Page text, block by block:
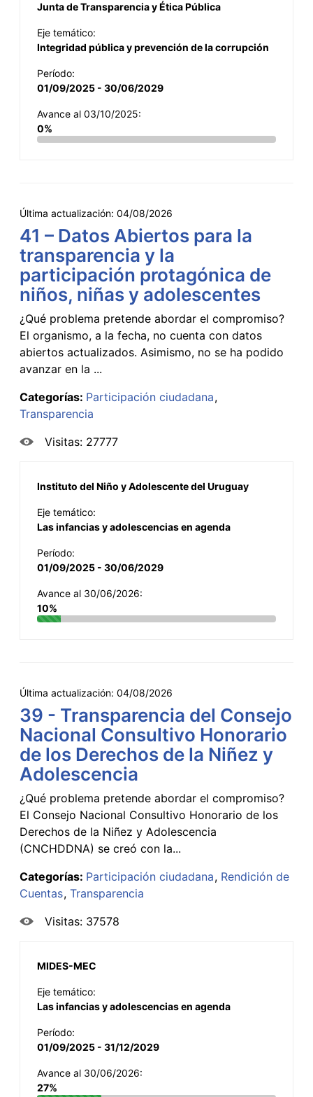
Junta de Transparencia y Ética Pública
Eje temático:
Integridad pública y prevención de la corrupción
Período:
01/09/2025 - 30/06/2029
Avance al 03/10/2025:
0%
Última actualización: 04/08/2026
41 – Datos Abiertos para la
transparencia y la
participación protagónica de
niños, niñas y adolescentes
¿Qué problema pretende abordar el compromiso?
El organismo, a la fecha, no cuenta con datos
abiertos actualizados. Asimismo, no se ha podido
avanzar en la ...
Categorías: Participación ciudadana
Transparencia
Visitas: 27777
Instituto del Niño y Adolescente del Uruguay
Eje temático:
Las infancias y adolescencias en agenda
Período:
01/09/2025 - 30/06/2029
Avance al 30/06/2026:
10%
Última actualización: 04/08/2026
39 - Transparencia del Consejo
Nacional Consultivo Honorario
de los Derechos de la Niñez y
Adolescencia
¿Qué problema pretende abordar el compromiso?
El Consejo Nacional Consultivo Honorario de los
Derechos de la Niñez y Adolescencia
(CNCHDDNA) se creó con la...
Categorías: Participación ciudadana Rendición de
Cuentas Transparencia
Visitas: 37578
MIDES-MEC
Eje temático:
Las infancias y adolescencias en agenda
Período:
01/09/2025 - 31/12/2029
Avance al 30/06/2026:
27%